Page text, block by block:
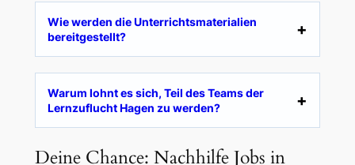
Wie werden die Unterrichtsmaterialien
bereitgestellt?
Warum lohnt es sich, Teil des Teams der
Lernzuflucht Hagen zu werden?
Deine Chance: Nachhilfe Jobs in